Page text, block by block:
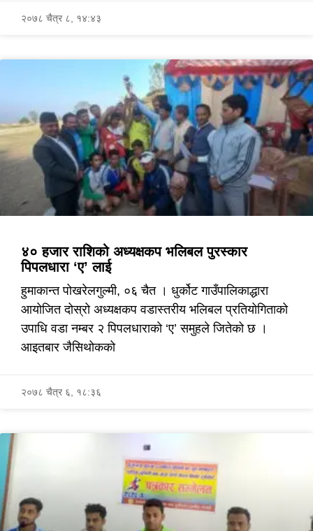
२०७८ चैत्र ८, १४:४३
४० हजार राशिको अध्यक्षकप भलिबल पुरस्कार
पिपलधारा ‘ए’ लाई
हुमाकान्त पोखरेलगुल्मी, ०६ चैत । धुर्कोट गाउँपालिकाद्धारा
आयोजित दोस्रो अध्यक्षकप वडास्तरीय भलिबल प्रतियोगिताको
उपाधि वडा नम्बर २ पिपलधाराको ‘ए’ समुहले जितेको छ ।
आइतबार जैसिथोकको
२०७८ चैत्र ६, १८:३६